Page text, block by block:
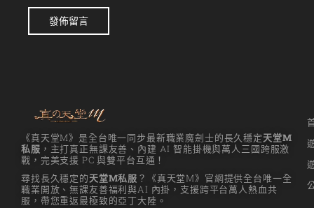
發佈留言
《真天堂M》是全台唯一同步最新職業魔劍士的長久穩定天堂M
私服 ，主打真正無課友善、內建 AI 智能掛機與萬人三國跨服激
戰，完美支援 PC 與雙平台互通！
尋找長久穩定的天堂M私服 ？《真天堂M》官網提供全台唯一全
職業開放、無課友善福利與AI 內掛，支援跨平台萬人熱血共
服，帶您重返最極致的亞丁大陸。